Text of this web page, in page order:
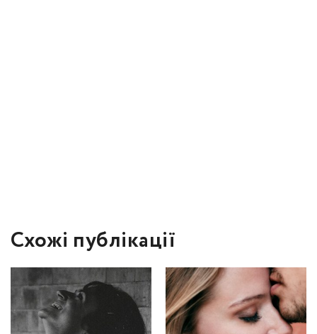
Схожі публікації